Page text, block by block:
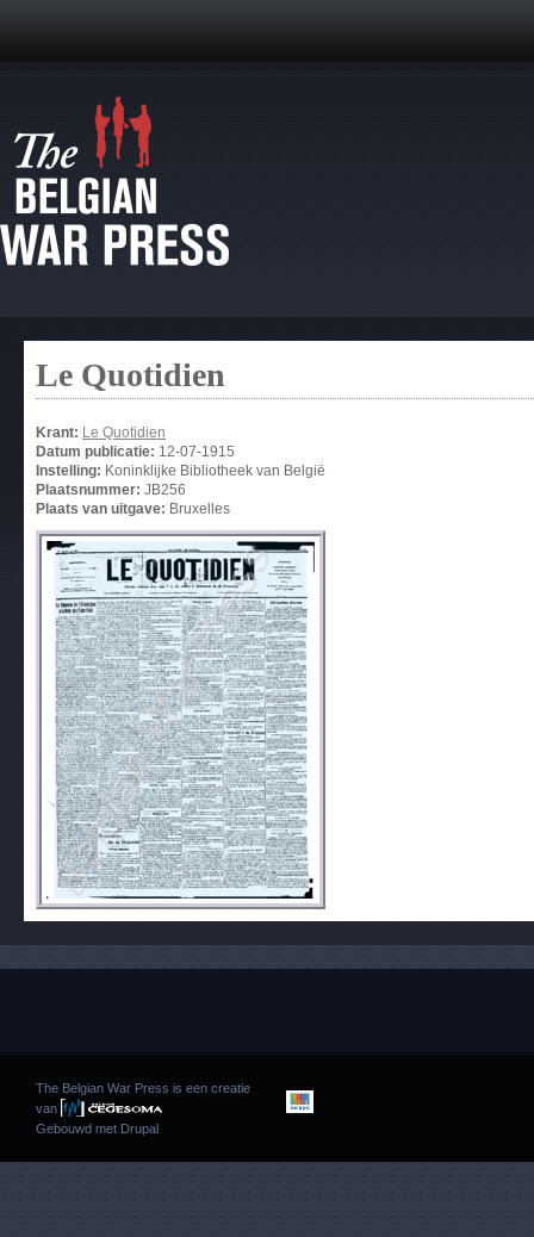
Le Quotidien
Krant: Le Quotidien
Datum publicatie: 12-07-1915
Instelling: Koninklijke Bibliotheek van België
Plaatsnummer: JB256
Plaats van uitgave: Bruxelles
The Belgian War Press is een creatie
van
Gebouwd met Drupal